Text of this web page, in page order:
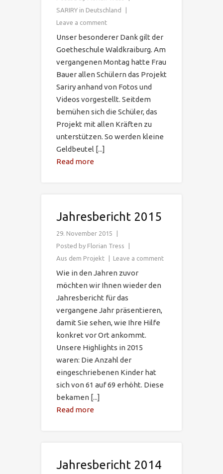
SARIRY in Deutschland
Leave a comment
Unser besonderer Dank gilt der
Goetheschule Waldkraiburg. Am
vergangenen Montag hatte Frau
Bauer allen Schülern das Projekt
Sariry anhand von Fotos und
Videos vorgestellt. Seitdem
bemühen sich die Schüler, das
Projekt mit allen Kräften zu
unterstützen. So werden kleine
Geldbeutel [...]
Read more
Jahresbericht 2015
29. November 2015
Posted by Florian Tress
Aus dem Projekt
Leave a comment
Wie in den Jahren zuvor
möchten wir Ihnen wieder den
Jahresbericht für das
vergangene Jahr präsentieren,
damit Sie sehen, wie Ihre Hilfe
konkret vor Ort ankommt.
Unsere Highlights in 2015
waren: Die Anzahl der
eingeschriebenen Kinder hat
sich von 61 auf 69 erhöht. Diese
bekamen [...]
Read more
Jahresbericht 2014